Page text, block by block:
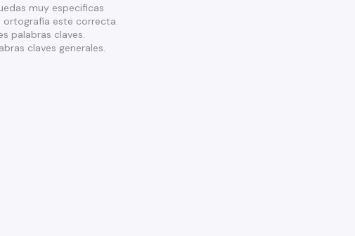
muy especificas
este correcta.
palabras claves.
claves generales.